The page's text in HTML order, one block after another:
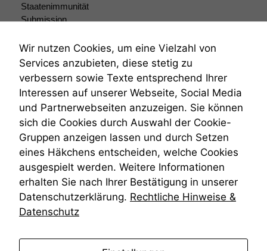
Staatenimmunität
Submission
Teilungsklage
Venezuela
VRK
Wiederherstellungsanordnung
Zivilprozessordnung
ZPO
Zustellfiktion
Zuständigkeit
Öffentliches Personalrecht
Öffentlichkeitsprinzip
Wir nutzen Cookies, um eine Vielzahl von
Services anzubieten, diese stetig zu
verbessern sowie Texte entsprechend Ihrer
Interessen auf unserer Webseite, Social Media
und Partnerwebseiten anzuzeigen. Sie können
sich die Cookies durch Auswahl der Cookie-
Gruppen anzeigen lassen und durch Setzen
eines Häkchens entscheiden, welche Cookies
ausgespielt werden. Weitere Informationen
erhalten Sie nach Ihrer Bestätigung in unserer
Datenschutzerklärung. Rechtliche Hinweise &
Datenschutz
deaktivieren,
Website nicht
zu 100%
funktionieren.
Marketing
Wir speichern
anonyme Daten ab,
um interne
marketingtechnische
Auswertungen
durchführen zu
können. Diese helfen
uns, unsere Website